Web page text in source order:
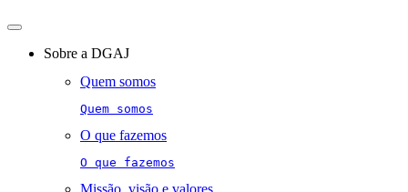
Toggle
navigationSobre a DGAJ
Quem somos
Quem somos
O que fazemos
O que fazemos
Missão, visão e valores